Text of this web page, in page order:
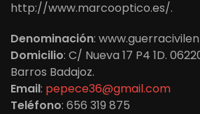
http://www.marcooptico.es/.
Denominación:
Domicilio: C/ Nueva 17 P4 1D.
Barros Badajoz.
Email: pepece36@gmail.com
Teléfono: 656 319 875